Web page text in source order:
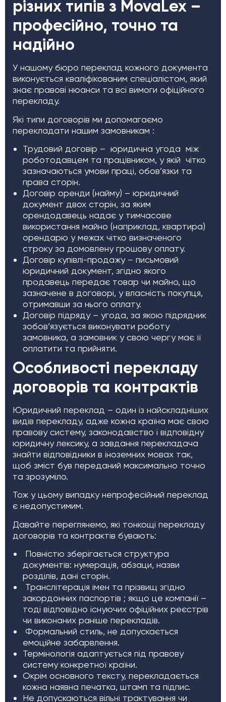
різних типів з MovaLex –
професійно, точно та
надійно
У нашому бюро переклад кожного документа
виконується кваліфікованим спеціалістом, який
знає правові нюанси та всі вимоги офіційного
перекладу.
Які типи договорів ми допомагаємо
перекладати нашим замовникам :
Трудовий договір – юридична угода між
роботодавцем та працівником, у якій чітко
зазначаються умови праці, обов’язки та
права сторін.
Договір оренди (найму) – юридичний
документ двох сторін, за яким
орендодавець надає у тимчасове
використання майно (наприклад, квартира)
орендарю у межах чітко визначеного
строку за домовлену грошову оплату.
Договір купівлі-продажу – письмовий
юридичний документ, згідно якого
продавець передає товар чи майно, що
зазначене в договорі, у власність покупця,
отримавши за нього оплату.
Договір підряду – угода, за якою підрядник
зобов’язується виконувати роботу
замовника, а замовник у свою чергу має її
оплатити та прийняти.
Особливості перекладу
договорів та контрактів
Юридичний переклад – один із найскладніших
видів перекладу, адже кожна країна має свою
правову систему, законодавство і відповідну
юридичну лексику, а завдання перекладача
знайти відповідники в іноземних мовах так,
щоб зміст був переданий максимально точно
та зрозуміло.
Тож у цьому випадку непрофесійний переклад
є недопустимим.
Давайте переглянемо, які тонкощі перекладу
договорів та контрактів бувають:
Повністю зберігається структура
документів: нумерація, абзаци, назви
розділів, дані сторін.
Транслітерація імен та прізвищ згідно
закордонних паспортів ; якщо це компанії –
тоді відповідно існуючих офіційних реєстрів
чи виконаних раніше перекладів.
Формальний стиль, не допускається
емоційне забарвлення.
Термінологія адаптується під правову
систему конкретної країни.
Окрім основного тексту, перекладається
кожна наявна печатка, штамп та підпис.
Не допускаються вільні трактування чи